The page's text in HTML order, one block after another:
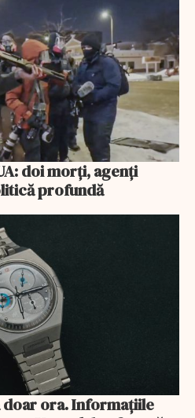
doi morți, agenți
profundă
doar ora. Informațiile